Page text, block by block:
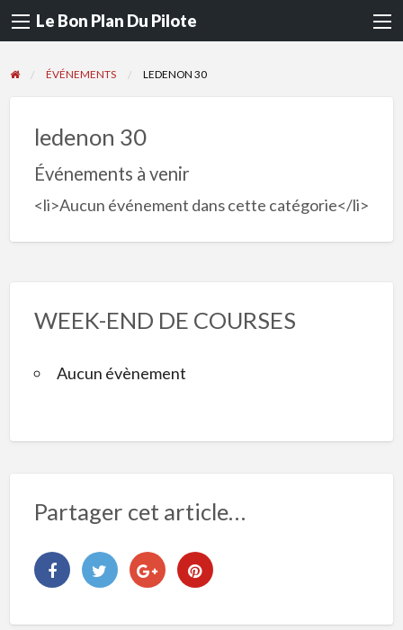
Le Bon Plan Du Pilote
ÉVÉNEMENTS LEDENON 30
ledenon 30
Événements à venir
<li>Aucun événement dans cette catégorie</li>
WEEK-END DE COURSES
Aucun évènement
Partager cet article…